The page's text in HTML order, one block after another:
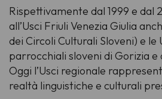
Rispettivamente dal 1999 e dal
all’Usci Friuli Venezia Giulia
dei Circoli Culturali Sloveni) e le
parrocchiali sloveni di Gorizia e
Oggi l’Usci regionale
realtà linguistiche e culturali